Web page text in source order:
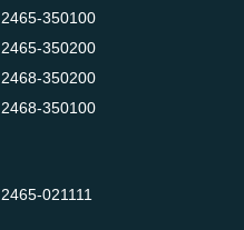
2465-350100
2465-350200
2468-350200
2468-350100
2465-021111